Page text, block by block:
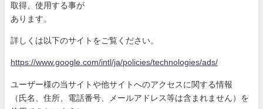
取得、使用する事が
あります。
詳しくは以下のサイトをご覧ください。
https://www.google.com/intl/ja/policies/technologies/ads/
ユーザー様の当サイトや他サイトへのアクセスに関する情報
（氏名、住所、電話番号、メールアドレス等は含まれません）を